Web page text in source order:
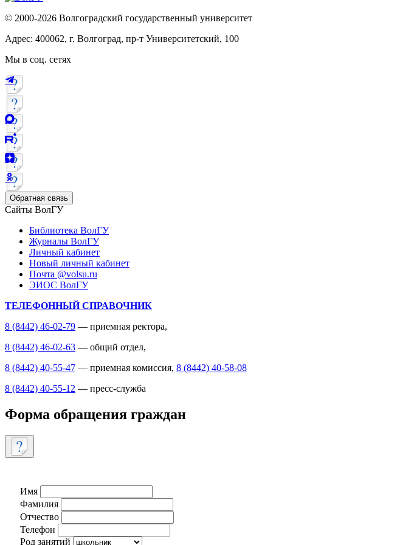
© 2000-2026 Волгоградский государственный университет
Адрес: 400062, г. Волгоград, пр-т Университетский, 100
Мы в соц. сетях
Обратная связь
Сайты ВолГУ
Библиотека ВолГУ
Журналы ВолГУ
Личный кабинет
Новый личный кабинет
Почта @volsu.ru
ЭИОС ВолГУ
ТЕЛЕФОННЫЙ СПРАВОЧНИК
8 (8442) 46-02-79 — приемная ректора,
8 (8442) 46-02-63 — общий отдел,
8 (8442) 40-55-47 — приемная комиссия, 8 (8442) 40-58-08
8 (8442) 40-55-12 — пресс-служба
Форма обращения граждан
Имя
Фамилия
Отчество
Телефон
Род занятий